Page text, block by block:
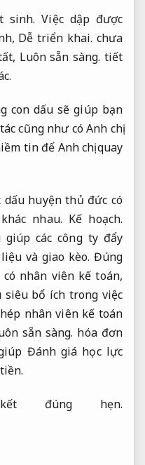
sinh. Việc dập được
Dễ triển khai. chưa
Luôn sẵn sàng. tiết
con dấu sẽ giúp bạn
cũng như có Anh chị
tin để Anh chị quay
dấu huyện thủ đức có
nhau. Kế hoạch.
giúp các công ty đẩy
và giao kèo. Đúng
nhân viên kế toán,
siêu bổ ích trong việc
nhân viên kế toán
sẵn sàng. hóa đơn
Đánh giá học lực
đúng hẹn.